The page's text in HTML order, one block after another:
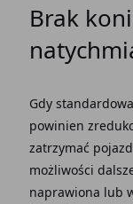
Brak
Gdy
powinien
zatrzymać
możliwości
naprawiona lub